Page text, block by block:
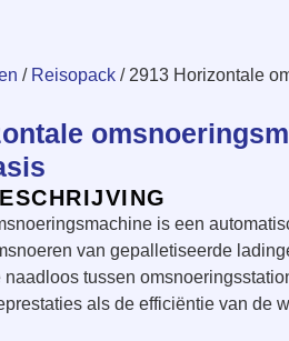
/ Reisopack / 2913 Horizontale
is een
van gepalletiseerde
tussen
als de efficiëntie van de